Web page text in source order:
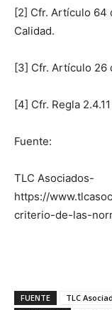
[2] Cfr. Artículo 64
Calidad.
[3] Cfr. Artículo 26
[4] Cfr. Regla
Fuente:
TLC Asociados-
https://
criterio-de-las-
FUENTE
TLC